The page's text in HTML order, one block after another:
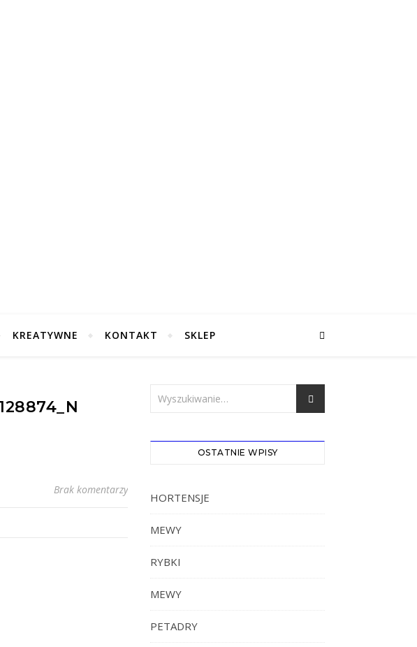
KREATYWNE KONTAKT SKLEP
Brak komentarzy
OSTATNIE WPISY
HORTENSJE
MEWY
RYBKI
MEWY
PETADRY